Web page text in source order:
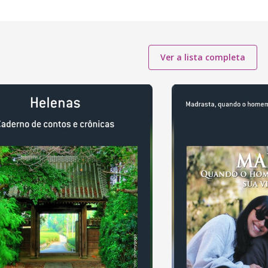
Ver a lista completa